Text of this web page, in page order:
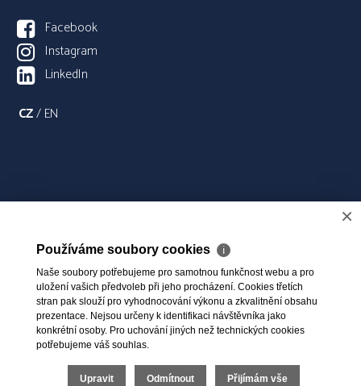
Facebook
Instagram
LinkedIn
CZ/EN
×
Používáme soubory cookies ℹ
Naše soubory potřebujeme pro samotnou funkčnost webu a pro
uložení vašich předvoleb při jeho procházení. Cookies třetích
stran pak slouží pro vyhodnocování výkonu a zkvalitnění obsahu
prezentace. Nejsou určeny k identifikaci návštěvníka jako
konkrétní osoby. Pro uchování jiných než technických cookies
potřebujeme váš souhlas.
Upravit Odmítnout Přijímám vše